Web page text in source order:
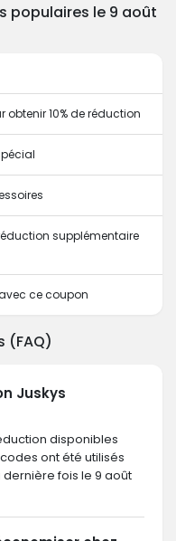
populaires le 9 août
obtenir 10% de réduction
supplémentaire
ce coupon
(FAQ)
Juskys
disponibles
ont été utilisés
dernière fois le 9 août